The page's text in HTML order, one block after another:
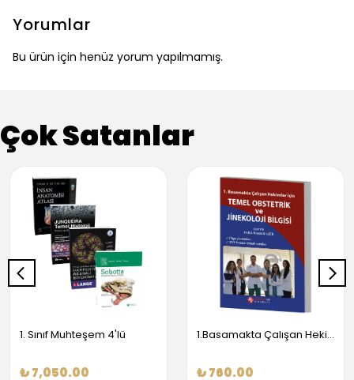
Yorumlar
Bu ürün için henüz yorum yapılmamış.
Çok Satanlar
1. Sınıf Muhteşem 4'lü
₺ 7,050.00
1.Basamakta Çalışan Hekimler İçin Temel Obstetrik Ve Jinekoloji Bilgisi
₺ 760.00